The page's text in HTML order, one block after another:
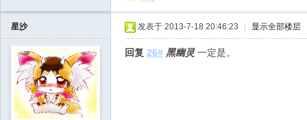
星沙 发表于 2013-7-18 20:46:23 显示全部楼层
回复 26# 黑幽灵 一定是。